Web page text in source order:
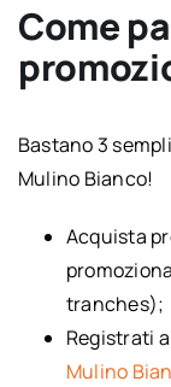
Come
Bastano 3
Mulino Bianco!
Acquista
tranches);
Registrati
Mulino